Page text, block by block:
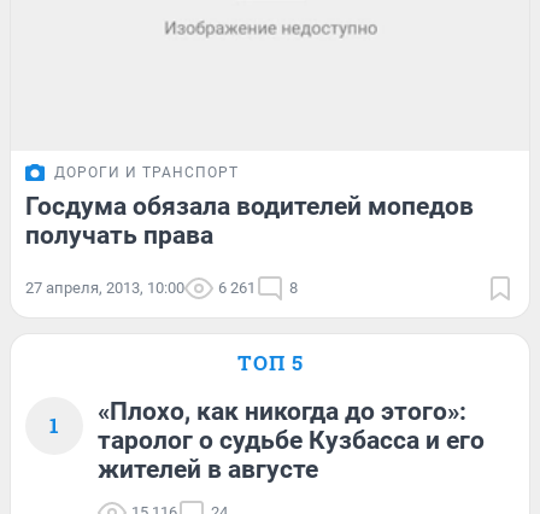
ДОРОГИ И ТРАНСПОРТ
Госдума обязала водителей мопедов
получать права
27 апреля, 2013, 10:00 6 261 8
ТОП 5
1
«Плохо, как никогда до этого»:
таролог о судьбе Кузбасса и его
жителей в августе